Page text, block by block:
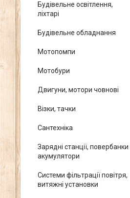
Будівельне освітлення,
ліхтарі
Будівельне обладнання
Мотопомпи
Мотобури
Двигуни, мотори човнові
Візки, тачки
Сантехніка
Зарядні станції, повербанки
акумулятори
Системи фільтрації повітря,
витяжні установки